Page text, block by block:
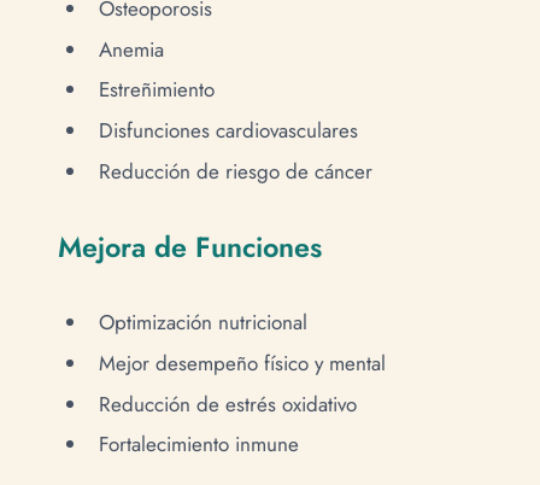
Osteoporosis
Anemia
Estreñimiento
Disfunciones cardiovasculares
Reducción de riesgo de cáncer
Mejora de Funciones
Optimización nutricional
Mejor desempeño físico y mental
Reducción de estrés oxidativo
Fortalecimiento inmune